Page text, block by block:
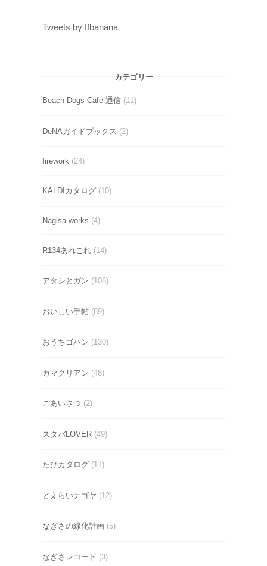
Tweets by ffbanana
カテゴリー
Beach Dogs Cafe 通信 (11)
DeNAガイドブックス (2)
firework (24)
KALDIカタログ (10)
Nagisa works (4)
R134あれこれ (14)
アタシとガン (108)
おいしい手帖 (89)
おうちゴハン (130)
カマクリアン (48)
ごあいさつ (2)
スタバLOVER (49)
たびカタログ (11)
どえらいナゴヤ (12)
なぎさの緑化計画 (5)
なぎさレコード (3)